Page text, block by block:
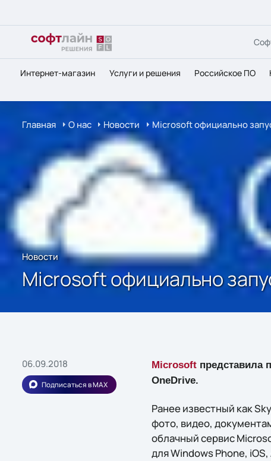
Интернет-магазин Услуги и решения Российское ПО
Главная О нас Новости Microsoft официально
Новости
Microsoft официально
06.09.2018
Подписаться в MAX
Microsoftпредставила
OneDrive.
Ранее известный как
фото, видео,
облачный сервис
для Windows Phone,